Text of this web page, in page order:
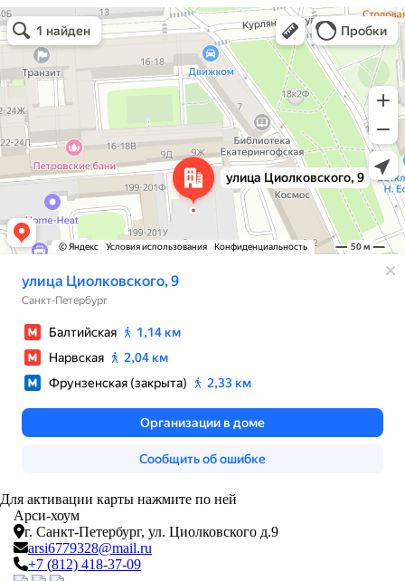
Для активации карты нажмите по ней
Арси-хоум
г. Санкт-Петербург, ул. Циолковского д.9
arsi6779328@mail.ru
+7 (812) 418-37-09